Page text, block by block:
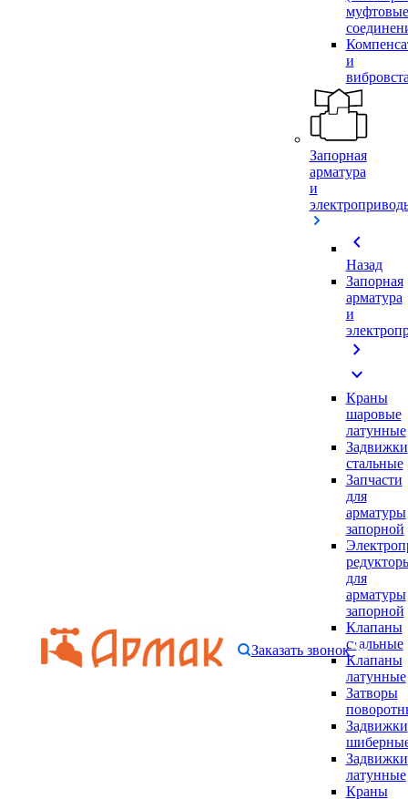
муфтовые
и
Запорная
арматура
и
chevron_left
Назад
Запорная
арматура
и
chevron_right
expand_more
Краны
шаровые
латунные
Задвижки
стальные
Запчасти
для
арматуры
запорной
для
арматуры
запорной
Клапаны
стальные
Клапаны
латунные
Затворы
Задвижки
Задвижки
латунные
Краны
Заказать звонок